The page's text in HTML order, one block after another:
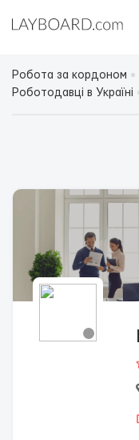
Робота за кордоном
Роботодавці в Україні